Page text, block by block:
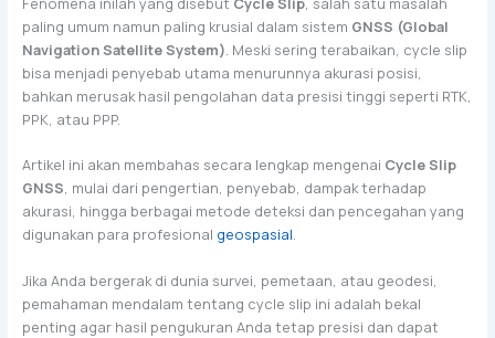
paling umum namun paling krusial dalam sistem GNSS (Global
Navigation Satellite System). Meski sering terabaikan, cycle slip
bisa menjadi penyebab utama menurunnya akurasi posisi,
bahkan merusak hasil pengolahan data presisi tinggi seperti RTK,
PPK, atau PPP.
Artikel ini akan membahas secara lengkap mengenai Cycle Slip
GNSS, mulai dari pengertian, penyebab, dampak terhadap
akurasi, hingga berbagai metode deteksi dan pencegahan yang
digunakan para profesional geospasial.
Jika Anda bergerak di dunia survei, pemetaan, atau geodesi,
pemahaman mendalam tentang cycle slip ini adalah bekal
penting agar hasil pengukuran Anda tetap presisi dan dapat